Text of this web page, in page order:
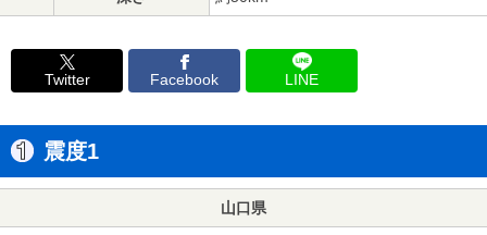
Twitter Facebook LINE
震度1
山口県